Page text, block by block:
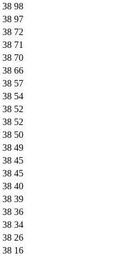
38 98
38 97
38 72
38 71
38 70
38 66
38 57
38 54
38 52
38 52
38 50
38 49
38 45
38 45
38 40
38 39
38 36
38 34
38 26
38 16